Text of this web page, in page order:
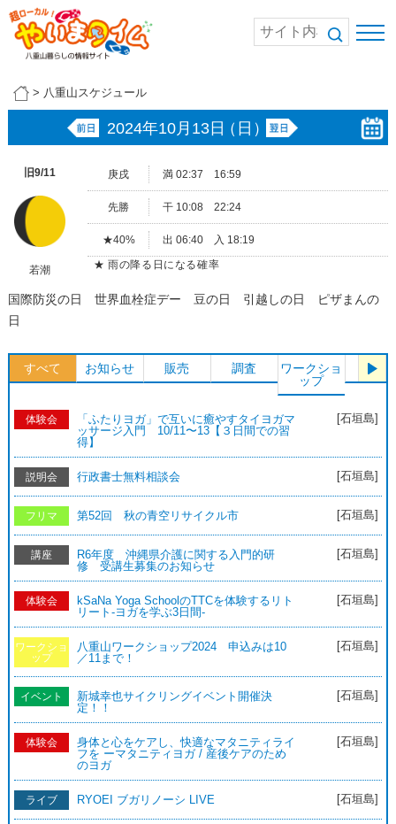
> 八重山スケジュール
2024年10月13日（日）
旧9/11
若潮
庚戌 満 02:37 16:59
先勝 干 10:08 22:24
★40%
出 06:40 入 18:19
★ 雨の降る日になる確率
国際防災の日 世界血栓症デー 豆の日 引越しの日 ピザまんの
日
すべて お知らせ 販売 調査
ワークショ
ップ
体験
体験会
「ふたりヨガ」で互いに癒やすタイヨガマ
ッサージ入門 10/11〜13【３日間での習
得】
[石垣島]
説明会 行政書士無料相談会 [石垣島]
フリマ 第52回 秋の青空リサイクル市 [石垣島]
講座
R6年度 沖縄県介護に関する入門的研
修 受講生募集のお知らせ
[石垣島]
体験会
kSaNa Yoga SchoolのTTCを体験するリト
リート-ヨガを学ぶ3日間-
[石垣島]
ワークショ
ップ
八重山ワークショップ2024 申込みは10
／11まで！
[石垣島]
イベント
新城幸也サイクリングイベント開催決
定！！
[石垣島]
体験会
身体と心をケアし、快適なマタニティライ
フを ーマタニティヨガ / 産後ケアのため
のヨガ
[石垣島]
ライブ RYOEI ブガリノーシ LIVE [石垣島]